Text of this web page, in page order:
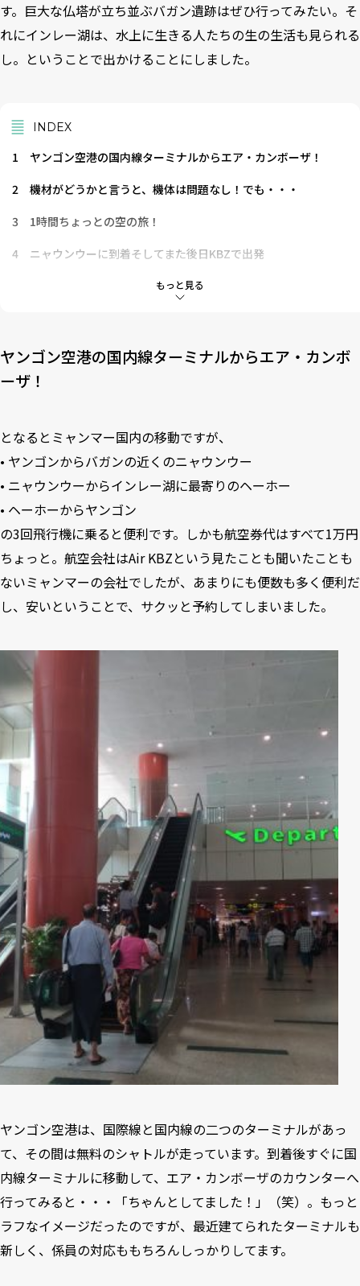
す。巨大な仏塔が立ち並ぶバガン遺跡はぜひ行ってみたい。そ
れにインレー湖は、水上に生きる人たちの生の生活も見られる
し。ということで出かけることにしました。
もっと見る
INDEX
1
ヤンゴン空港の国内線ターミナルからエア・カンボーザ！
2
機材がどうかと言うと、機体は問題なし！でも・・・
3
1時間ちょっとの空の旅！
4
ニャウンウーに到着そしてまた後日KBZで出発
ヘーホー空港はさらにローカル。
ヤンゴン空港の国内線ターミナルからエア・カンボ
ーザ！
となるとミャンマー国内の移動ですが、
• ヤンゴンからバガンの近くのニャウンウー
• ニャウンウーからインレー湖に最寄りのヘーホー
• ヘーホーからヤンゴン
の3回飛行機に乗ると便利です。しかも航空券代はすべて1万円
ちょっと。航空会社はAir KBZという見たことも聞いたことも
ないミャンマーの会社でしたが、あまりにも便数も多く便利だ
し、安いということで、サクッと予約してしまいました。
ヤンゴン空港は、国際線と国内線の二つのターミナルがあっ
て、その間は無料のシャトルが走っています。到着後すぐに国
内線ターミナルに移動して、エア・カンボーザのカウンターへ
行ってみると・・・「ちゃんとしてました！」（笑）。もっと
ラフなイメージだったのですが、最近建てられたターミナルも
新しく、係員の対応ももちろんしっかりしてます。